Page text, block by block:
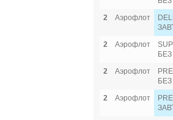
2
Аэрофлот
2
Аэрофлот
2
Аэрофлот
2
Аэрофлот